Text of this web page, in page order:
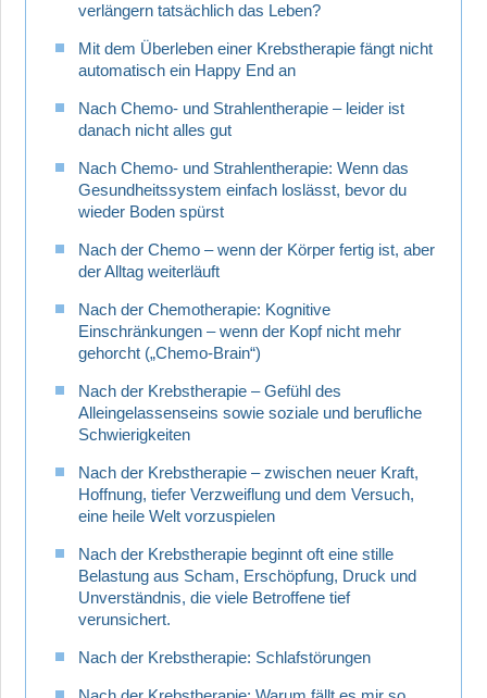
verlängern tatsächlich das Leben?
Mit dem Überleben einer Krebstherapie fängt nicht
automatisch ein Happy End an
Nach Chemo- und Strahlentherapie – leider ist
danach nicht alles gut
Nach Chemo- und Strahlentherapie: Wenn das
Gesundheitssystem einfach loslässt, bevor du
wieder Boden spürst
Nach der Chemo – wenn der Körper fertig ist, aber
der Alltag weiterläuft
Nach der Chemotherapie: Kognitive
Einschränkungen – wenn der Kopf nicht mehr
gehorcht („Chemo-Brain“)
Nach der Krebstherapie – Gefühl des
Alleingelassenseins sowie soziale und berufliche
Schwierigkeiten
Nach der Krebstherapie – zwischen neuer Kraft,
Hoffnung, tiefer Verzweiflung und dem Versuch,
eine heile Welt vorzuspielen
Nach der Krebstherapie beginnt oft eine stille
Belastung aus Scham, Erschöpfung, Druck und
Unverständnis, die viele Betroffene tief
verunsichert.
Nach der Krebstherapie: Schlafstörungen